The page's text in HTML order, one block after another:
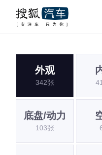
外观
342张
底盘/动力
103张